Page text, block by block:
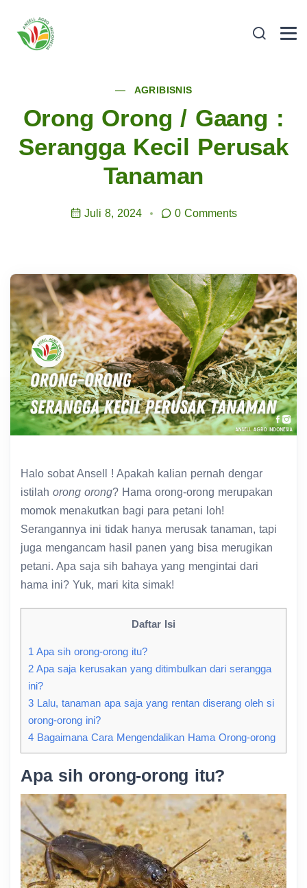
AGRIBISNIS
Orong Orong / Gaang :
Serangga Kecil Perusak
Tanaman
Juli 8, 2024 0 Comments
Halo sobat Ansell ! Apakah kalian pernah dengar
istilah orong orong? Hama orong-orong merupakan
momok menakutkan bagi para petani loh!
Serangannya ini tidak hanya merusak tanaman, tapi
juga mengancam hasil panen yang bisa merugikan
petani. Apa saja sih bahaya yang mengintai dari
hama ini? Yuk, mari kita simak!
Daftar Isi
1 Apa sih orong-orong itu?
2 Apa saja kerusakan yang ditimbulkan dari serangga
ini?
3 Lalu, tanaman apa saja yang rentan diserang oleh si
orong-orong ini?
4 Bagaimana Cara Mengendalikan Hama Orong-orong
Apa sih orong-orong itu?